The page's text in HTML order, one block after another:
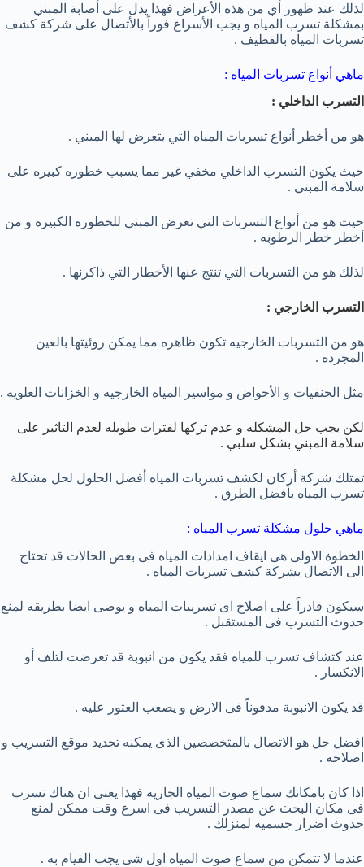
لذلك عند ظهور أي من هذه الأعراض فهذا يدل على أصابة المبني
بمشكلة تسرب المياه و يجب الأسراع فوراً بالأتصال على شركة كشف
تسربات المياه بالقطيف .
ماهي أنواع تسربات المياه :
التسرب الداخلي :
هو من أخطر أنواع تسربات المياه التي يتعرض لها المبني .
حيث يكون التسرب الداخلي مخفي غير مما يسبب خطوره كبيره على
سلامة المبني .
حيث هو من أنواع التسربات التي تعرض المبني للخطوره الكبيره و من
أخطر خطر الرطوبه .
لذلك هو من التسربات التي تنتج عنها الأخطار التي ذاكرنها .
التسرب الخارجي :
هو من التسربات الخارجيه تكون ظاهره مما يمكن روئيتها بالعين
المجرده .
مثل الحنفيات و الأحواض و مواسير المياه الخارجيه و الخزانات العلويه .
لكن يجب حل المشكله و عدم تركها لفترات طويله لعدم التاثير على
سلامة المبني بشكل سلبي .
تمتلك شركة أركان لكشف تسربات المياه أفضل الحلول لحل مشكلة
تسرب المياه بأفضل الطرق .
ماهي حلول مشكلة تسرب المياه :
الخطوة الاولى هى ايقاف امدادات المياه فى بعض الحالات قد تحتاج
الى الاتصال بشركة كشف تسربات المياه .
سيكون قادراً على اصلاح اى تسريبات المياه و يوصى ايضا بطريقه لمنع
حدوث التسرب فى المستقبل .
عند كتشاف تسرب للمياه فقد يكون من انبوبة قد تعرضت لتلف أو
الانكسار .
قد يكون الانبوبة مدفوناً فى الارض و يصعب العثور عليه .
افضل حل هو الاتصال بالمتخصصين الذى يمكنه تحديد موقع التسريب و
اصلاحه .
اذا كان بامكانك سماع صوت المياه الجاريه فهذا يعنى ان هناك تسرب
فى مكان البحث عن مصدر التسريب فى اسرع وقت ممكن لمنع
حدوث اضرار جسميه لمنزلك .
عندما لا تتمكن من سماع صوت المياه اول شى يجب القيام به .